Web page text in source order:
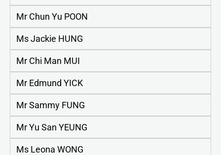
Mr Chun Yu POON
Ms Jackie HUNG
Mr Chi Man MUI
Mr Edmund YICK
Mr Sammy FUNG
Mr Yu San YEUNG
Ms Leona WONG